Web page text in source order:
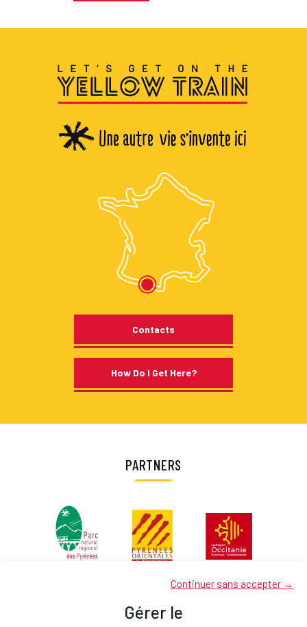
Gérer le
Continuer sans accepter →
Contacts
How Do I Get Here?
PARTNERS